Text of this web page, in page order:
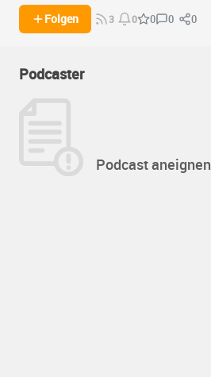
Folgen 3 0 0 0 0
Podcaster
Podcast aneignen